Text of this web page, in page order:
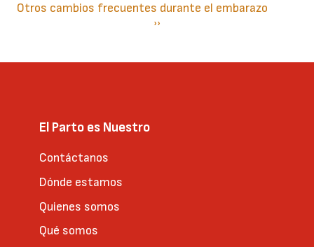
Otros cambios frecuentes durante el embarazo
Siguiente
››
El Parto es Nuestro
Contáctanos
Dónde estamos
Quienes somos
Qué somos